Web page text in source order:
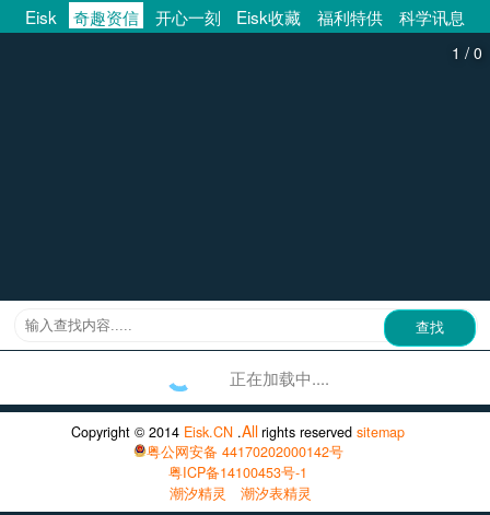
Eisk 奇趣资信 开心一刻 Eisk收藏 福利特供 科学讯息
1 / 0
正在加载中....
Copyright © 2014 Eisk.CN .Allrights reservedsitemap
粤公网安备 44170202000142号
粤ICP备14100453号-1
潮汐精灵
潮汐表精灵